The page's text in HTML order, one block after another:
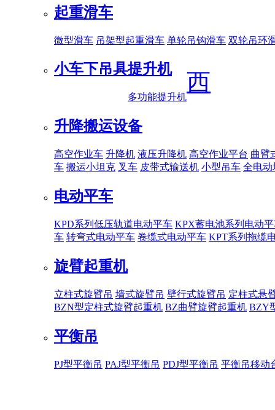
起重滑车
微型滑车 吊架型起重滑车 单轮吊钩滑车 双轮吊环
小车下吊具提升机
多功能提升机
升降搬运设备
高空作业车 升降机 液压升降机 高空作业平台 曲臂
车 搬运小坦克 叉车 皮带式输送机 小型吊车 全电动
电动平车
KPD系列低压轨道电动平车 KPX蓄电池系列电动
车 转弯式电动平车 卷缆式电动平车 KPT系列拖缆
旋臂起重机
立柱式旋臂吊 墙式旋臂吊 壁行式旋臂吊 定柱式悬
BZN型定柱式旋臂起重机 BZ曲臂旋臂起重机 BZY
平衡吊
PJ型平衡吊 PAJ型平衡吊 PDJ型平衡吊 平衡吊移动
西